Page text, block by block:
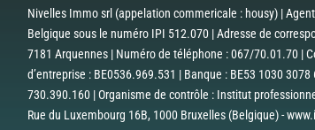
Nivelles Immo srl (appelation commericale : housy) |
Belgique sous le numéro IPI 512.070 | Adresse de
7181 Arquennes | Numéro de téléphone : 067/70.01.70 |
d’entreprise : BE0536.969.531 | Banque : BE53 1030 3078
730.390.160 | Organisme de contrôle : Institut
Rue du Luxembourg 16B, 1000 Bruxelles (Belgique) -